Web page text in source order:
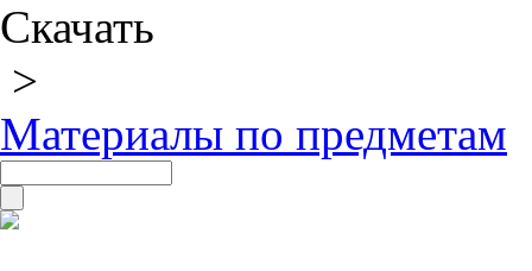
Скачать
>
Материалы по предметам